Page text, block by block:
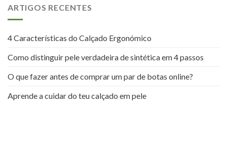
ARTIGOS RECENTES
4 Características do Calçado Ergonómico
Como distinguir pele verdadeira de sintética em 4 passos
O que fazer antes de comprar um par de botas online?
Aprende a cuidar do teu calçado em pele